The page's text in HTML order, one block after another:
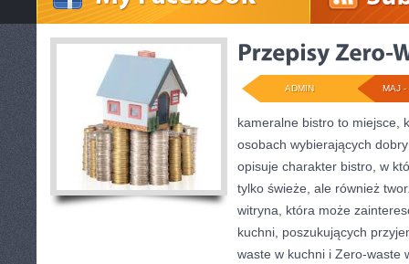
MAJ -
ADMIN
kameralne bistro to miejsce,
osobach wybierających
opisuje charakter bistro, w
tylko świeże, ale również
witryna, która może
kuchni, poszukujących
waste w kuchni i Zero-waste